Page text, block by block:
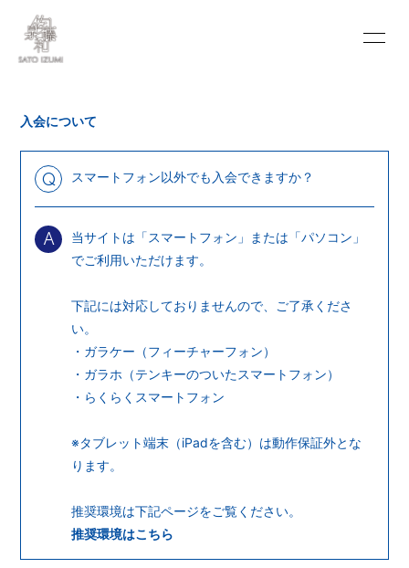
PROFILE
DISCOGRAPHY BLOG
PORTFOLIO
会員登録 ログイン
入会について
Q スマートフォン以外でも入会できますか？
A
当サイトは「スマートフォン」または「パソコン」
でご利用いただけます。
下記には対応しておりませんので、ご了承くださ
い。
・ガラケー（フィーチャーフォン）
・ガラホ（テンキーのついたスマートフォン）
・らくらくスマートフォン
※タブレット端末（iPadを含む）は動作保証外とな
ります。
推奨環境は下記ページをご覧ください。
推奨環境はこちら